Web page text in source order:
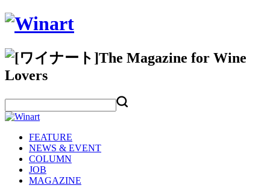
FEATURE
NEWS & EVENT
COLUMN
JOB
MAGAZINE